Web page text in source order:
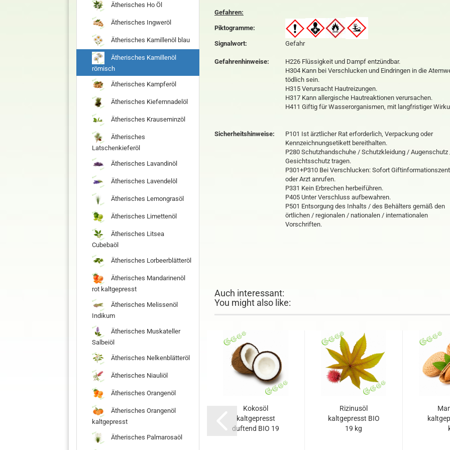
Gefahren:
Piktogramme:
Signalwort: Gefahr
Gefahrenhinweise:
H226 Flüssigkeit und Dampf entzündbar.
H304 Kann bei Verschlucken und Eindringen in die
tödlich sein.
H315 Verursacht Hautreizungen.
H317 Kann allergische Hautreaktionen verursachen.
H411 Giftig für Wasserorganismen, mit langfristiger
Sicherheitshinweise:
P101 Ist ärztlicher Rat erforderlich, Verpackung oder
Kennzeichnungsetikett bereithalten.
P280 Schutzhandschuhe / Schutzkleidung / Augenschutz
Gesichtsschutz tragen.
P301+P310 Bei Verschlucken: Sofort
oder Arzt anrufen.
P331 Kein Erbrechen herbeiführen.
P405 Unter Verschluss aufbewahren.
P501 Entsorgung des Inhalts / des Behälters gemäß den
örtlichen / regionalen / nationalen / internationalen
Vorschriften.
Auch interessant:
You might also like:
Kokosöl
kaltgepresst
duftend BIO 19
Rizinusöl
kaltgepresst BIO
19 kg
Ätherisches Ho Öl
Ätherisches Ingweröl
Ätherisches Kamillenöl blau
Ätherisches Kamillenöl
römisch
Ätherisches Kampferöl
Ätherisches Kiefernnadelöl
Ätherisches Krauseminzöl
Ätherisches
Latschenkieferöl
Ätherisches Lavandinöl
Ätherisches Lavendelöl
Ätherisches Lemongrasöl
Ätherisches Limettenöl
Ätherisches Litsea
Cubebaöl
Ätherisches Lorbeerblätteröl
Ätherisches Mandarinenöl
rot kaltgepresst
Ätherisches Melissenöl
Indikum
Ätherisches Muskateller
Salbeiöl
Ätherisches Nelkenblätteröl
Ätherisches Niauliöl
Ätherisches Orangenöl
Ätherisches Orangenöl
kaltgepresst
Ätherisches Palmarosaöl